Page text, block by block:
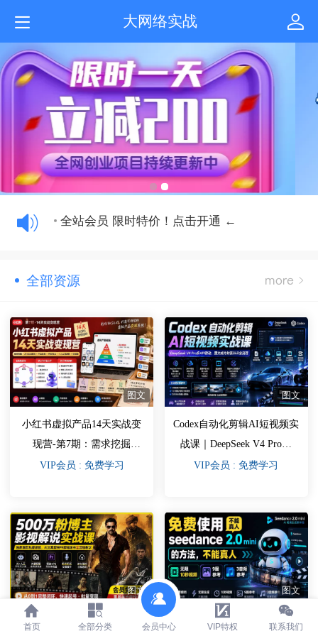
大网络实战
全站会员 限时特价！点击开通 ←
全站会员 限时特价！点击开通 ←
全部资源
图文
小红书虚拟产品14天实战变
现营-第7期：需求挖掘
×AI+Skill原创×产品矩阵×内
VIP会员 : 免费学习
图文
Codex自动化剪辑AI短视频实
战课｜DeepSeek V4 Pro多
API联动，图文成片封装Skill
VIP会员 : 免费学习
图文
500万粉博主影视解说实战课
图文
免费使用seedance2.0mini的方
首页 全部分类 会员中心 VIP特权 联系我们